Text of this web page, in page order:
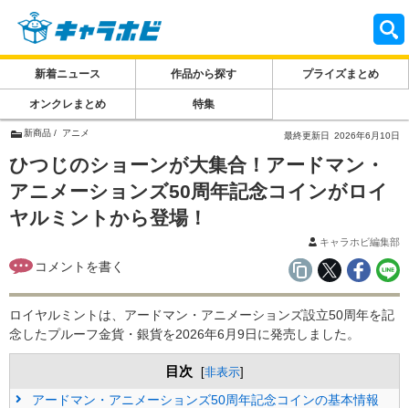
新着ニュース 作品から探す プライズまとめ
オンクレまとめ 特集
新商品 アニメ 最終更新日 2026年6月10日
ひつじのショーンが大集合！アードマン・
アニメーションズ50周年記念コインがロイ
ヤルミントから登場！
キャラホビ編集部
ロイヤルミントは、アードマン・アニメーションズ設立50周年を記
念したプルーフ金貨・銀貨を2026年6月9日に発売しました。
目次 [非表示]
アードマン・アニメーションズ50周年記念コインの基本情報